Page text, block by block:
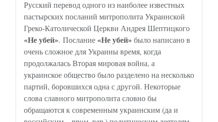
Русский перевод одного из наиболее известных
пастырских посланий митрополита Украинской
Греко-Католической Церкви Андрея Шептицкого
«Не убей». Послание«Не убей»было написано в
очень сложное для Украины время, когда
продолжалась Вторая мировая война, а
украинское общество было разделено на несколько
партий, боровшихся одна с другой. Некоторые
слова славного митрополита словно бы
обращаются к современным украинским (да и